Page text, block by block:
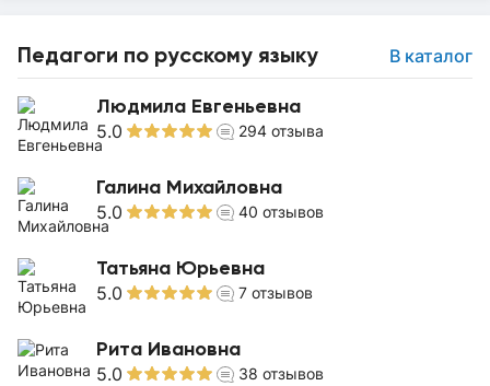
Педагоги по русскому языку В каталог
Людмила Евгеньевна
5.0 294 отзыва
Галина Михайловна
5.0 40 отзывов
Татьяна Юрьевна
5.0 7 отзывов
Рита Ивановна
5.0 38 отзывов